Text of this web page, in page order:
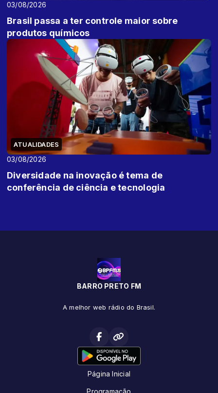
03/08/2026
Brasil passa a ter controle maior sobre
produtos químicos
ATUALIDADES
03/08/2026
Diversidade na inovação é tema de
conferência de ciência e tecnologia
BARRO PRETO FM
A melhor web rádio do Brasil.
Página Inicial